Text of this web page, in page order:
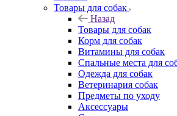
Товары для собак
Назад
Товары для собак
Корм для собак
Витамины для собак
Спальные места для
Одежда для собак
Ветеринария собак
Предметы по уходу
Аксессуары